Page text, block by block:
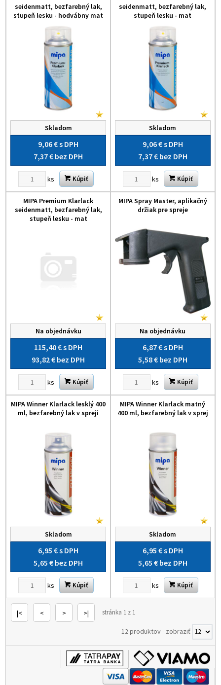
seidenmatt, bezfarebný lak,
stupeň lesku - hodvábny mat
Skladom
9,06 €s DPH
7,37 € bez DPH
ks Kúpiť
seidenmatt, bezfarebný lak,
stupeň lesku - mat
Skladom
9,06 €s DPH
7,37 € bez DPH
ks Kúpiť
MIPA Premium Klarlack
seidenmatt, bezfarebný lak,
stupeň lesku - mat
Na objednávku
115,40 €s DPH
93,82 € bez DPH
ks Kúpiť
MIPA Spray Master, aplikačný
držiak pre spreje
Na objednávku
6,87 €s DPH
5,58 € bez DPH
ks Kúpiť
MIPA Winner Klarlack lesklý 400
ml, bezfarebný lak v spreji
Skladom
6,95 €s DPH
5,65 € bez DPH
ks Kúpiť
MIPA Winner Klarlack matný
400 ml, bezfarebný lak v sprej
Skladom
6,95 €s DPH
5,65 € bez DPH
ks Kúpiť
|< < > >| stránka 1 z 1
12 produktov- zobraziť